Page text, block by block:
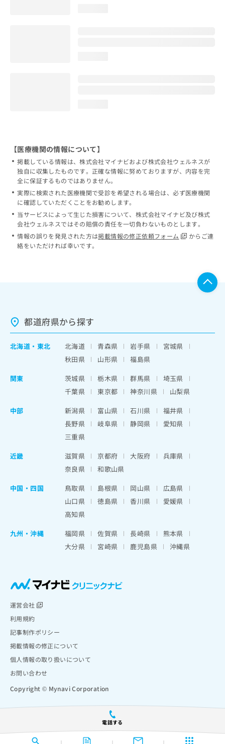
電話する
【医療機関の情報について】
掲載している情報は、株式会社マイナビおよび株式会社ウェルネスが
独自に収集したものです。正確な情報に努めておりますが、内容を完
全に保証するものではありません。
実際に検索された医療機関で受診を希望される場合は、必ず医療機関
に確認していただくことをお勧めします。
当サービスによって生じた損害について、株式会社マイナビ及び株式
会社ウェルネスではその賠償の責任を一切負わないものとします。
情報の誤りを発見された方は掲載情報の修正依頼フォーム
からご連
絡をいただければ幸いです。
都道府県から探す
北海道 ・ 東北 北海道 青森県 岩手県
宮城県
秋田県
山形県
福島県
関東
茨城県 栃木県 群馬県
埼玉県
千葉県
東京都 神奈川県
山梨県
中部
新潟県 富山県 石川県
福井県
長野県
岐阜県 静岡県
愛知県
三重県
近畿
滋賀県 京都府 大阪府
兵庫県
奈良県
和歌山県
中国・四国
鳥取県 島根県 岡山県
広島県
山口県
徳島県 香川県
愛媛県
高知県
九州・沖縄
福岡県 佐賀県 長崎県
熊本県
大分県
宮崎県 鹿児島県 沖縄県
運営会社
利用規約
記事制作ポリシー
掲載情報の修正について
個人情報の取り扱いについて
お問い合わせ
Copyright © Mynavi Corporation